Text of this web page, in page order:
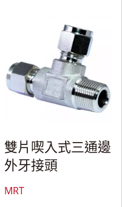
雙片喫入式三通邊
外牙接頭
MRT